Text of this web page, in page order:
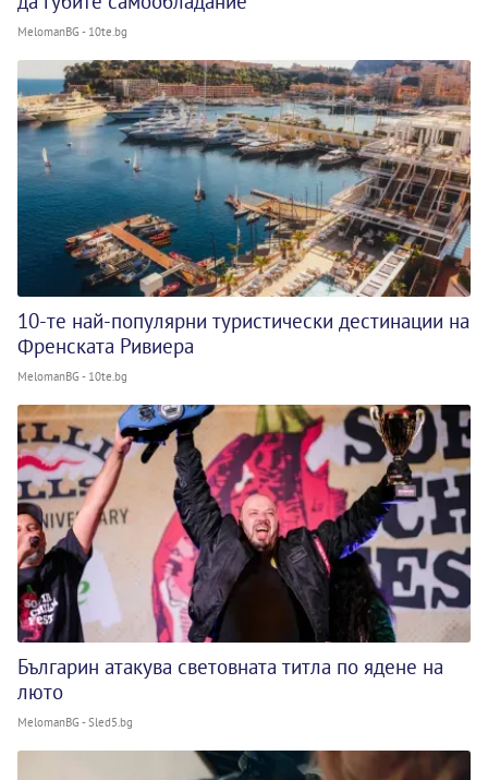
MelomanBG - 10te.bg
10-те най-популярни туристически дестинации на
Френската Ривиера
MelomanBG - 10te.bg
Българин атакува световната титла по ядене на
люто
MelomanBG - Sled5.bg